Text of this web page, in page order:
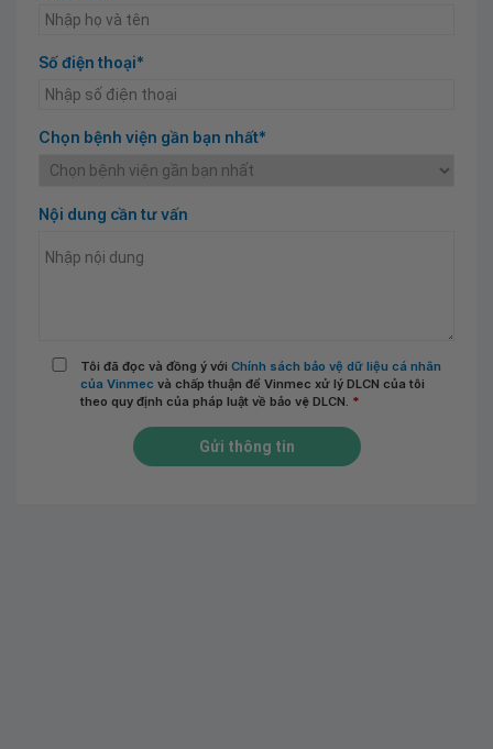
Số điện thoại*
Chọn bệnh viện gần bạn nhất*
Nội dung cần tư vấn
Tôi đã đọc và đồng ý với Chính sách bảo vệ dữ liệu cá nhân
của Vinmec và chấp thuận để Vinmec xử lý DLCN của tôi
theo quy định của pháp luật về bảo vệ DLCN. *
Gửi thông tin